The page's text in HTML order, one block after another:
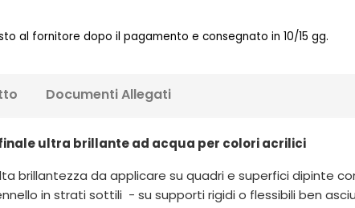
al fornitore dopo il pagamento e consegnato in 10/15 gg.
Documenti Allegati
ultra brillante ad acqua per colori acrilici
brillantezza da applicare su quadri e superfici dipinte
in strati sottili - su supporti rigidi o flessibili ben